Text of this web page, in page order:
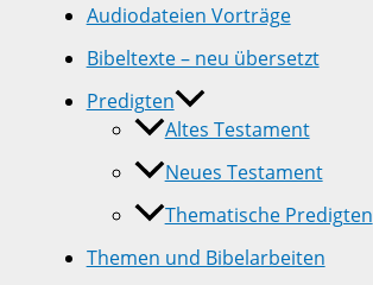
Audiodateien Vorträge
Bibeltexte – neu übersetzt
Predigten
Altes Testament
Neues Testament
Thematische Predigten
Themen und Bibelarbeiten